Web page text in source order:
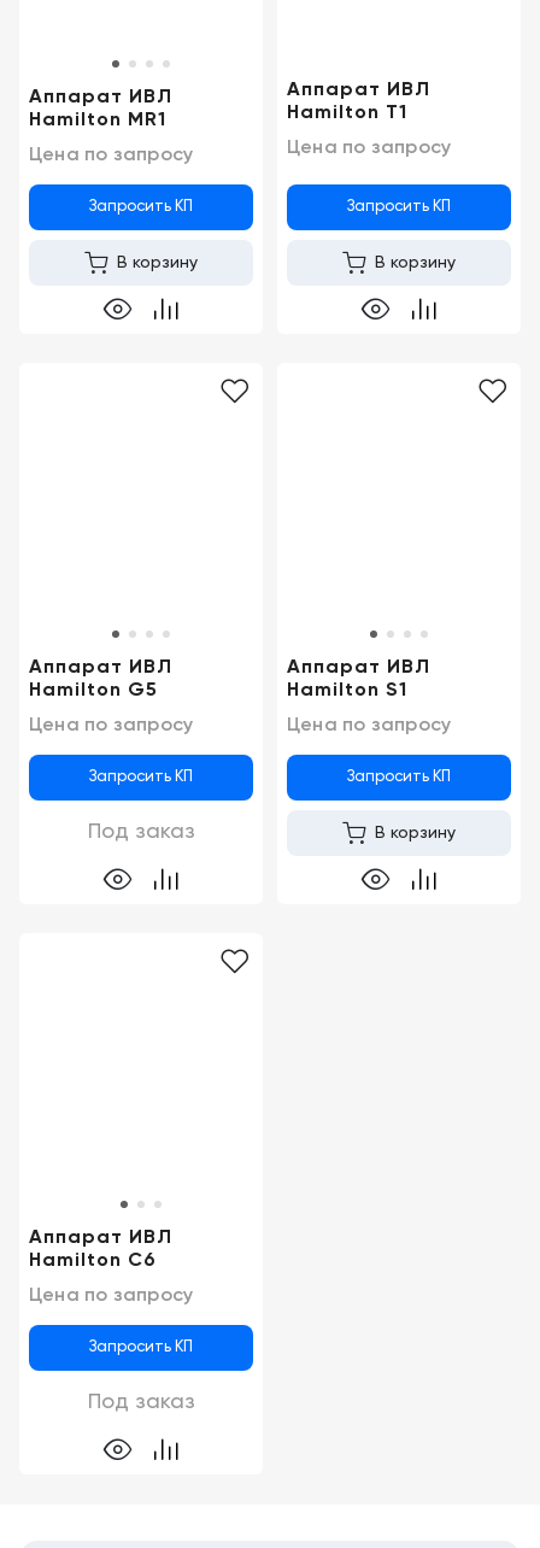
Аппарат ИВЛ
Hamilton MR1
Цена по запросу
Запросить КП
В корзину
Аппарат ИВЛ
Hamilton T1
Цена по запросу
Запросить КП
В корзину
Аппарат ИВЛ
Hamilton G5
Цена по запросу
Запросить КП
Под заказ
Аппарат ИВЛ
Hamilton S1
Цена по запросу
Запросить КП
В корзину
Аппарат ИВЛ
Hamilton C6
Цена по запросу
Запросить КП
Под заказ